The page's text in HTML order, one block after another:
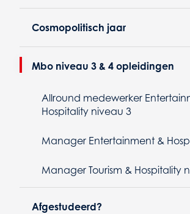
Cosmopolitisch jaar
Mbo niveau 3 & 4 opleidingen
Allround medewerker
Hospitality niveau 3
Manager Entertainment &
Manager Tourism & Hospitality
Afgestudeerd?